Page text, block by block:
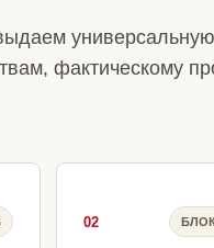
фактическому
02